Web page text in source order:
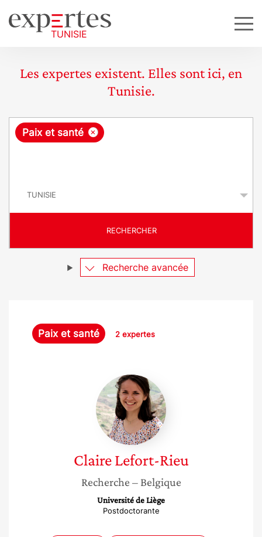
Les expertes existent. Elles sont ici, en
Tunisie.
R
ê
e
×
Paix et santé
RECHERCHER
Recherche avancée
Paix et santé 2 expertes
Claire
Lefort-
Rieu
Claire Lefort-Rieu
Recherche – Belgique
Université de Liège
Postdoctorante